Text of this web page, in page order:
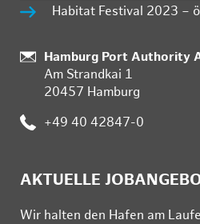
Habitat Festival 2023 –
Standort:
Hamburg Port Authority
Am Strandkai 1
20457 Hamburg
Telefon:
+49 40 42847-0
AKTUELLE
Wir hal­ten den Ha­fen am